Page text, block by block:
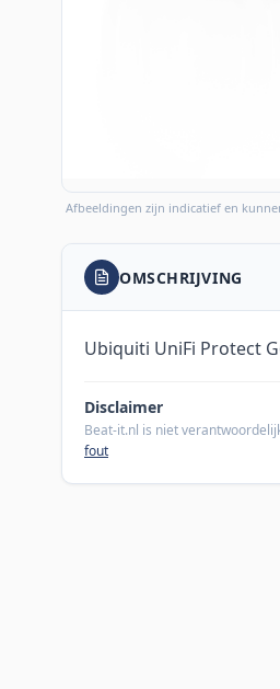
Afbeeldingen zijn indicatief en
OMSCHRIJVING
Ubiquiti UniFi Protect
Disclaimer
Beat-it.nl is niet
fout